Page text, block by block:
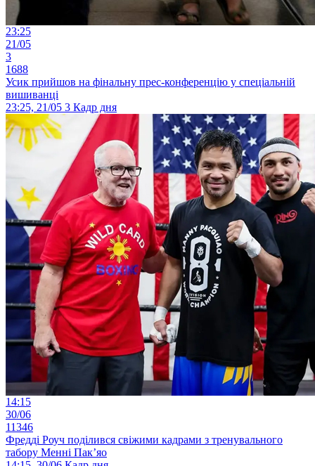
23:25
21/05
3
1688
Усик прийшов на фінальну прес-конференцію у спеціальній
вишиванці
23:25, 21/05 3 Кадр дня
14:15
30/06
11346
Фредді Роуч поділився свіжими кадрами з тренувального
табору Менні Пак’яо